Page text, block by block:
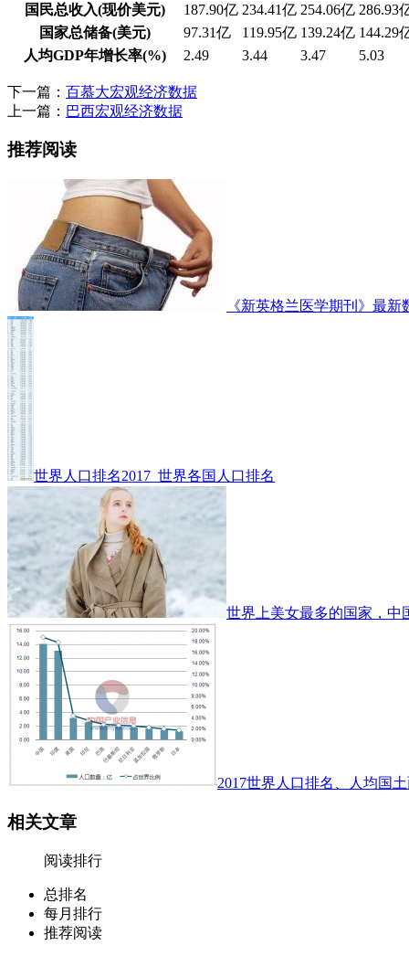
国民总收入(现价美元)
187.90亿 234.41亿 254.06亿 286.93
国家总储备(美元)
97.31亿 119.95亿 139.24亿 144.29
人均GDP年增长率(%)
2.49 3.44 3.47 5.03
下一篇： 百慕大宏观经济数据
上一篇： 巴西宏观经济数据
推荐阅读
《新英格兰医学期刊》最新
世界人口排名2017_世界各国人口排名
世界上美女最多的国家，中
2017世界人口排名、人均国
相关文章
阅读排行
总排名
每月排行
推荐阅读